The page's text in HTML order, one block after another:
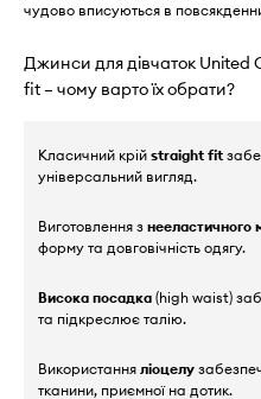
чудово вписуються в
Джинси для дівчаток United
fit – чому варто їх обрати?
Класичний крій straight fit
універсальний вигляд.
Виготовлення з нееластичного
форму та довговічність одягу.
Висока посадка (high waist)
та підкреслює талію.
Використання ліоцелу
тканини, приємної на дотик.